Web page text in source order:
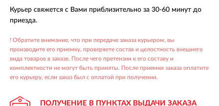
Курьер свяжется с Вами приблизительно за 30-60 минут до
приезда.
! Обратите внимание, что при передаче заказа курьером, вы
производите его приемку, проверяете состав и целостность внешнего
вида товаров в заказе. После чего претензии к его составу и
комплектности не могут быть приняты. После приемки заказа оплатите
его курьеру, если заказ был с оплатой при получении.
ПОЛУЧЕНИЕ В ПУНКТАХ ВЫДАЧИ ЗАКАЗА